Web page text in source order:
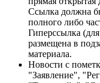
Ссылка должна
полного либо
Гиперссылка
размещена в
материала.
Новости с
"Заявление",